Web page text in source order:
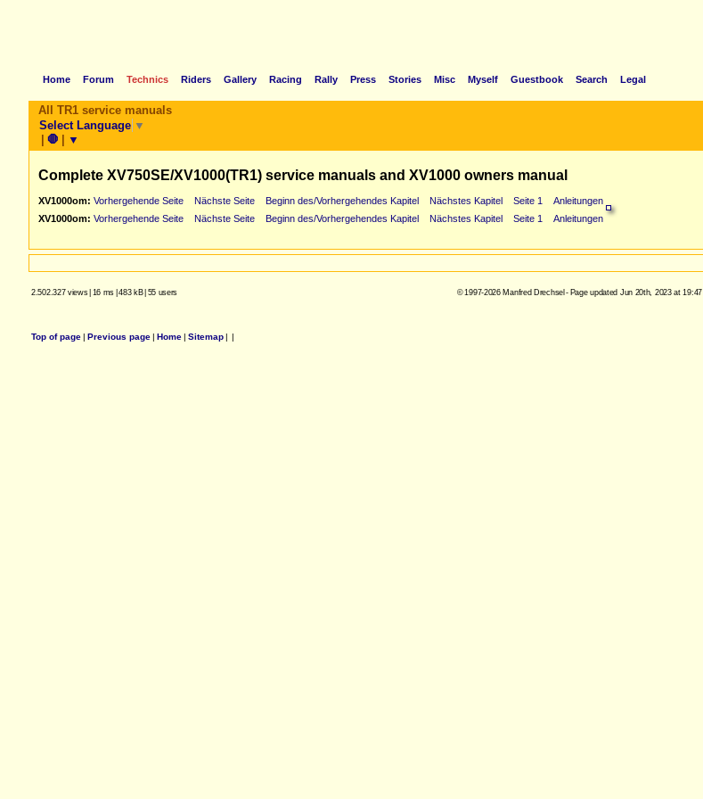
Home Forum Technics Riders Gallery Racing Rally Press Stories Misc Myself Guestbook Search Legal
All TR1 service manuals
Select Language ▼
| 🛑 | ▼
Complete XV750SE/XV1000(TR1) service manuals and XV1000 owners manual
XV1000om: Vorhergehende Seite Nächste Seite Beginn des/Vorhergehendes Kapitel Nächstes Kapitel Seite 1
Anleitungen
XV1000om: Vorhergehende Seite Nächste Seite Beginn des/Vorhergehendes Kapitel Nächstes Kapitel Seite 1
Anleitungen
2.502.327 views| 16 ms |483 kB| 55 users © 1997-2026 Manfred Drechsel - Page updated Jun 20th, 2023 at 19:47
Top of page| Previous page| Home| Sitemap| |